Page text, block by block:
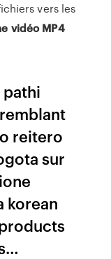
vers les
vidéo MP4
reitero
sur
korean